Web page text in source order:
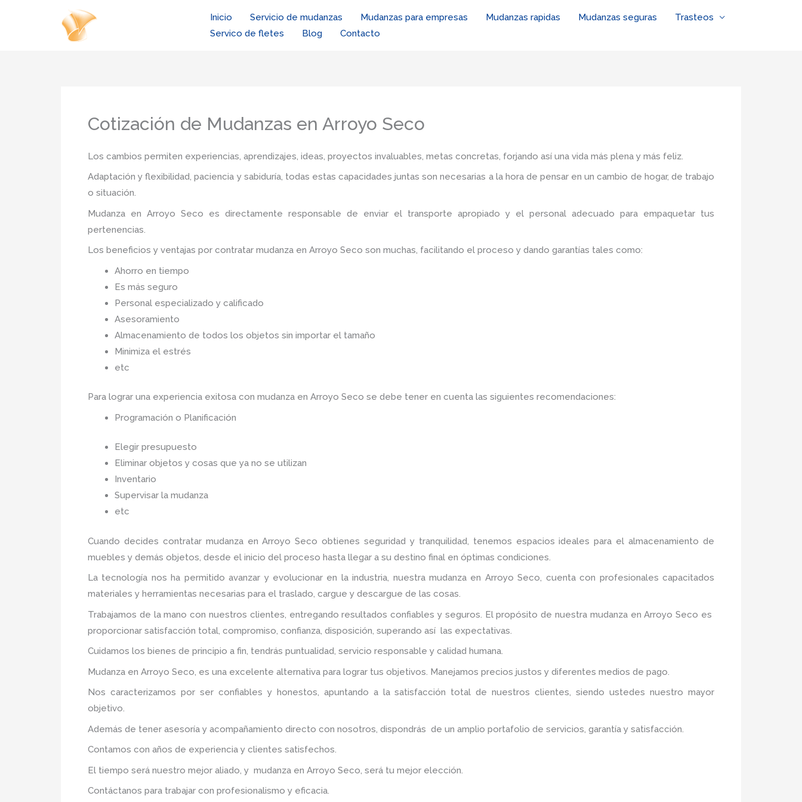
Inicio Servicio de mudanzas Mudanzas para empresas Mudanzas rapidas Mudanzas seguras
Trasteos
Servico de fletes
Blog Contacto
Cotización de Mudanzas en Arroyo Seco
Los cambios permiten experiencias, aprendizajes, ideas, proyectos invaluables, metas concretas, forjando así una vida más plena y más feliz.
Adaptación y flexibilidad, paciencia y sabiduría, todas estas capacidades juntas son necesarias a la hora de pensar en un cambio de hogar, de trabajo
o situación.
Mudanza en Arroyo Seco es directamente responsable de enviar el transporte apropiado y el personal adecuado para empaquetar tus
pertenencias.
Los beneficios y ventajas por contratar mudanza en Arroyo Seco son muchas, facilitando el proceso y dando garantías tales como:
Ahorro en tiempo
Es más seguro
Personal especializado y calificado
Asesoramiento
Almacenamiento de todos los objetos sin importar el tamaño
Minimiza el estrés
etc
Para lograr una experiencia exitosa con mudanza en Arroyo Seco se debe tener en cuenta las siguientes recomendaciones:
Programación o Planificación
Elegir presupuesto
Eliminar objetos y cosas que ya no se utilizan
Inventario
Supervisar la mudanza
etc
Cuando decides contratar mudanza en Arroyo Seco obtienes seguridad y tranquilidad, tenemos espacios ideales para el almacenamiento de
muebles y demás objetos, desde el inicio del proceso hasta llegar a su destino final en óptimas condiciones.
La tecnología nos ha permitido avanzar y evolucionar en la industria, nuestra mudanza en Arroyo Seco, cuenta con profesionales capacitados
materiales y herramientas necesarias para el traslado, cargue y descargue de las cosas.
Trabajamos de la mano con nuestros clientes, entregando resultados confiables y seguros. El propósito de nuestra mudanza en Arroyo Seco es
proporcionar satisfacción total, compromiso, confianza, disposición, superando así las expectativas.
Cuidamos los bienes de principio a fin, tendrás puntualidad, servicio responsable y calidad humana.
Mudanza en Arroyo Seco, es una excelente alternativa para lograr tus objetivos. Manejamos precios justos y diferentes medios de pago.
Nos caracterizamos por ser confiables y honestos, apuntando a la satisfacción total de nuestros clientes, siendo ustedes nuestro mayor
objetivo.
Además de tener asesoría y acompañamiento directo con nosotros, dispondrás de un amplio portafolio de servicios, garantía y satisfacción.
Contamos con años de experiencia y clientes satisfechos.
El tiempo será nuestro mejor aliado, y mudanza en Arroyo Seco , será tu mejor elección.
Contáctanos para trabajar con profesionalismo y eficacia.